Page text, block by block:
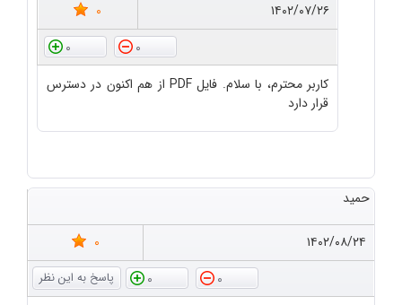
۱۴۰۲/۰۷/۲۶
0
0
0
کاربر محترم، با سلام. فایل PDF از هم اکنون در دسترس
قرار دارد
حمید
۱۴۰۲/۰۸/۲۴
0
0
0